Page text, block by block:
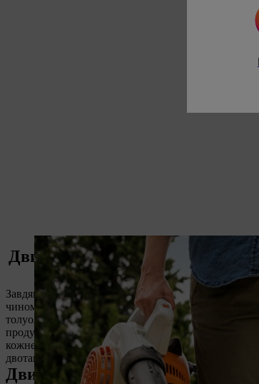
Двигун STIHL 2-Mix: Переваги
Завдяки використанню роздільної газової
чином, значно менше навантаження припадає на
толуол однаково навантажують на небезпеку і
продуктивності та малій вазі Вашого пристрою
кожне наповнення бака витрачається найкращим
двотактного двигуна тієї ж потужності.
Двигун STIHL 2-Mix чи 4-Mix®?